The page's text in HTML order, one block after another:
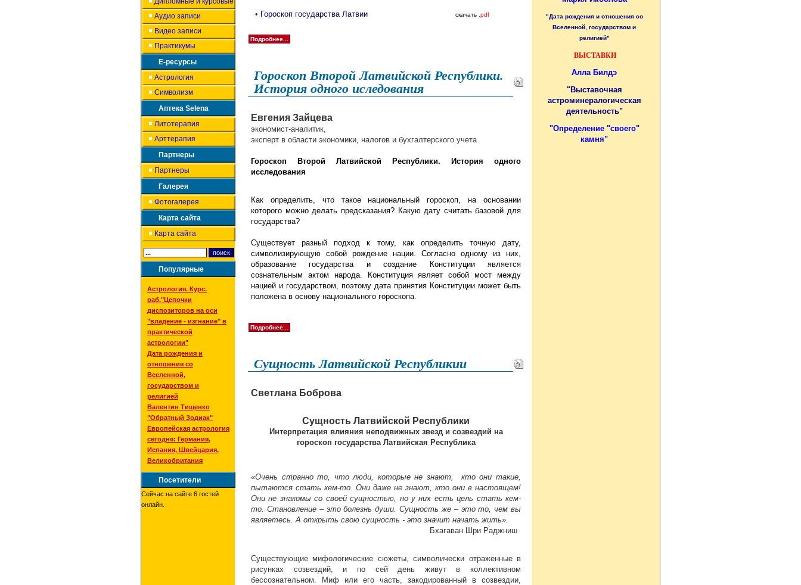
Аудио записи
Видео записи
Практикумы
Е-ресурсы
Астрология
Символизм
Аптека Selena
Литотерапия
Арттерапия
Партнеры
Партнеры
Галерея
Фотогалерея
Карта сайта
Карта сайта
Популярные
Астрология. Курс.
раб."Цепочки
диспозиторов на оси
"владение - изгнание" в
практической
астрологии"
Дата рождения и
отношения со
Вселенной,
государством и
религией
Валентин Тищенко
"Обратный Зодиак"
Европейская астрология
сегодня: Германия,
Испания, Швейцария,
Великобритания
Посетители
Сейчас на сайте 6 гостей
онлайн.
• Гороскоп государства Латвии скачать pdf
Подробнее...
Гороскоп Второй Латвийской Республики.
История одного иследования
Евгения Зайцева
экономист-аналитик,
эксперт в области экономики, налогов и бухгалтерского учета
Гороскоп Второй Латвийской Республики.
История одного
исследования
Как определить, что такое национальный гороскоп, на основании
которого можно делать предсказания? Какую дату считать базовой для
государства?
Существует разный подход к тому, как определить точную дату,
символизирующую собой рождение нации. Согласно одному из них,
образование государства и создание Конституции является
сознательным актом народа. Конституция являет собой мост между
нацией и государством, поэтому дата принятия Конституции может быть
положена в основу национального гороскопа.
Подробнее...
Сущность Латвийской Республикии
Светлана Боброва
Сущность Латвийской Республики
Интерпретация влияния неподвижных звезд и созвездий на
гороскоп государства Латвийская Республика
«Очень странно то, что люди, которые не знают, кто они такие,
пытаются стать кем-то. Они даже не знают, кто они в настоящем!
Они не знакомы со своей сущностью, но у них есть цель стать кем-
то. Становление – это болезнь души. Сущность же – это то, чем вы
являетесь. А открыть свою сущность - это значит начать жить».
Бхагаван Шри Раджниш
Существующие мифологические сюжеты, символически отраженные в
рисунках созвездий, и по сей день живут в коллективном
бессознательном. Миф или его часть, закодированный в созвездии,
"Дата рождения и отношения со
Вселенной, государством и
религией"
ВЫСТАВКИ
Алла Билдэ
"Выставочная
астроминералогическая
деятельность"
"Определение "своего"
камня"